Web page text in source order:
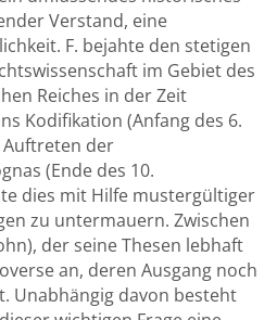
Verstand, eine
F. bejahte den stetigen
im Gebiet des
Reiches in der Zeit
Kodifikation (Anfang des 6.
der
(Ende des 10.
dies mit Hilfe mustergültiger
zu untermauern. Zwischen
der seine Thesen lebhaft
an, deren Ausgang noch
Unabhängig davon besteht